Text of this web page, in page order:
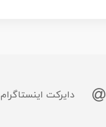
دایرکت اینستاگرام